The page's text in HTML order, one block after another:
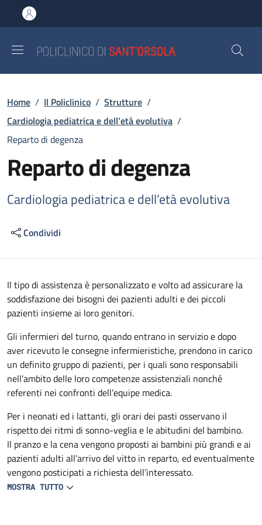
al contenuto principale
to footer content
Briciole di pane
Home / Il Policlinico / Strutture /
Cardiologia pediatrica e dell’età evolutiva /
Reparto di degenza
Reparto di degenza
Cardiologia pediatrica e dell’età evolutiva
Condividi
Descrizione
Il tipo di assistenza è personalizzato e volto ad assicurare la
soddisfazione dei bisogni dei pazienti adulti e dei piccoli
pazienti insieme ai loro genitori.
Gli infermieri del turno, quando entrano in servizio e dopo
aver ricevuto le consegne infermieristiche, prendono in carico
un definito gruppo di pazienti, per i quali sono responsabili
nell’ambito delle loro competenze assistenziali nonché
referenti nei confronti dell’equipe medica.
Per i neonati ed i lattanti, gli orari dei pasti osservano il
rispetto dei ritmi di sonno-veglia e le abitudini del bambino.
Il pranzo e la cena vengono proposti ai bambini più grandi e ai
pazienti adulti all’arrivo del vitto in reparto, ed eventualmente
vengono posticipati a richiesta dell’interessato.
MOSTRA TUTTO